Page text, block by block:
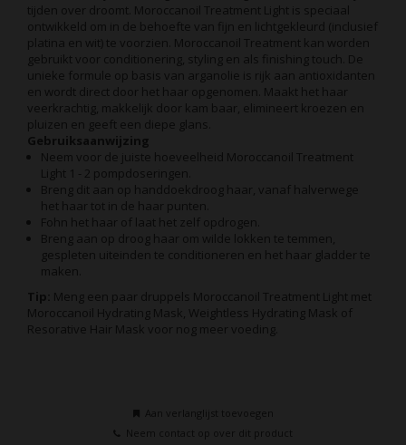
tijden over droomt. Moroccanoil Treatment Light is speciaal
ontwikkeld om in de behoefte van fijn en lichtgekleurd (inclusief
platina en wit) te voorzien. Moroccanoil Treatment kan worden
gebruikt voor conditionering, styling en als finishing touch. De
unieke formule op basis van arganolie is rijk aan antioxidanten
en wordt direct door het haar opgenomen. Maakt het haar
veerkrachtig, makkelijk door kam baar, elimineert kroezen en
pluizen en geeft een diepe glans.
Gebruiksaanwijzing
Neem voor de juiste hoeveelheid Moroccanoil Treatment
Light 1 - 2 pompdoseringen.
Breng dit aan op handdoekdroog haar, vanaf halverwege
het haar tot in de haar punten.
Fohn het haar of laat het zelf opdrogen.
Breng aan op droog haar om wilde lokken te temmen,
gespleten uiteinden te conditioneren en het haar gladder te
maken.
Tip: Meng een paar druppels Moroccanoil Treatment Light met
Moroccanoil Hydrating Mask, Weightless Hydrating Mask of
Resorative Hair Mask voor nog meer voeding.
Aan verlanglijst toevoegen
Neem contact op over dit product